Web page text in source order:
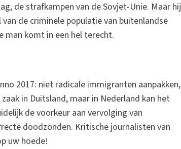
de strafkampen van de Sovjet-Unie. Maar hij
de criminele populatie van buitenlandse
man komt in een hel terecht.
2017: niet radicale immigranten aanpakken,
in Duitsland, maar in Nederland kan het
de voorkeur aan vervolging van
doodzonden. Kritische journalisten van
uw hoede!